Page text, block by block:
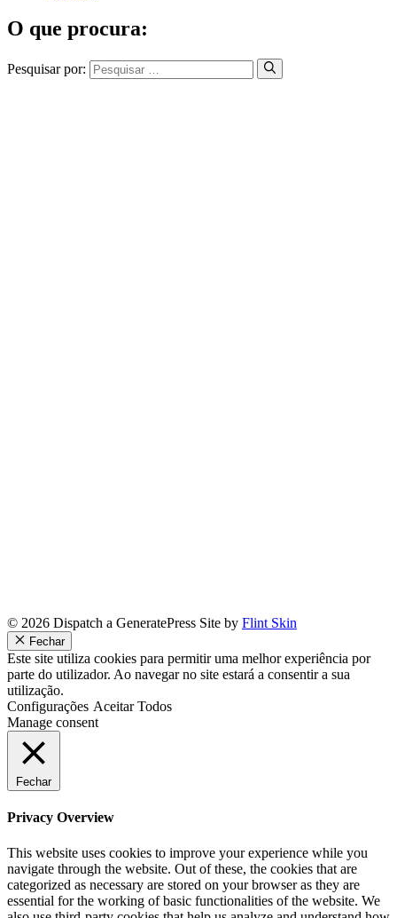
O que procura:
Pesquisar por:
© 2026 Dispatch a GeneratePress Site by Flint Skin
Fechar
Este site utiliza cookies para permitir uma melhor experiência por
parte do utilizador. Ao navegar no site estará a consentir a sua
utilização.
Configurações Aceitar Todos
Manage consent
Fechar
Privacy Overview
This website uses cookies to improve your experience while you
navigate through the website. Out of these, the cookies that are
categorized as necessary are stored on your browser as they are
essential for the working of basic functionalities of the website. We